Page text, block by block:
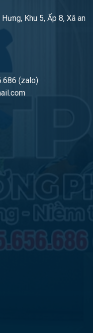
Khu 5, Ấp 8, Xã an
(zalo)